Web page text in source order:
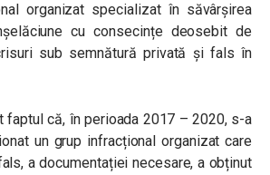
organizat specializat în săvârșirea
cu consecințe deosebit de
sub semnătură privată și fals în
faptul că, în perioada 2017 – 2020, s-a
un grup infracțional organizat care
a documentației necesare, a obținut